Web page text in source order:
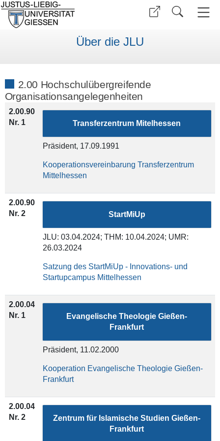
Über die JLU
2.00 Hochschulübergreifende
Organisationsangelegenheiten
2.00.90
Nr. 1
Transferzentrum Mitelhessen
Präsident, 17.09.1991
Kooperationsvereinbarung Transferzentrum
Mittelhessen
2.00.90
Nr. 2
StartMiUp
JLU: 03.04.2024; THM: 10.04.2024; UMR:
26.03.2024
Satzung des StartMiUp - Innovations- und
Startupcampus Mittelhessen
2.00.04
Nr. 1
Evangelische Theologie Gießen-
Frankfurt
Präsident, 11.02.2000
Kooperation Evangelische Theologie Gießen-
Frankfurt
2.00.04
Nr. 2
Zentrum für Islamische Studien Gießen-
Frankfurt